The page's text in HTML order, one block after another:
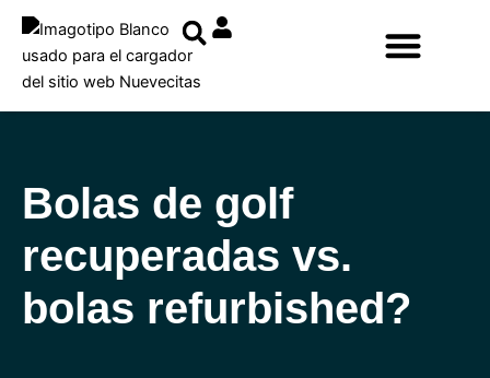
contenido
Bolas de golf
recuperadas vs.
bolas refurbished?